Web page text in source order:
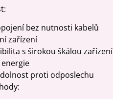
bez nutnosti kabelů
zařízení
s širokou škálou zařízení
proti odposlechu